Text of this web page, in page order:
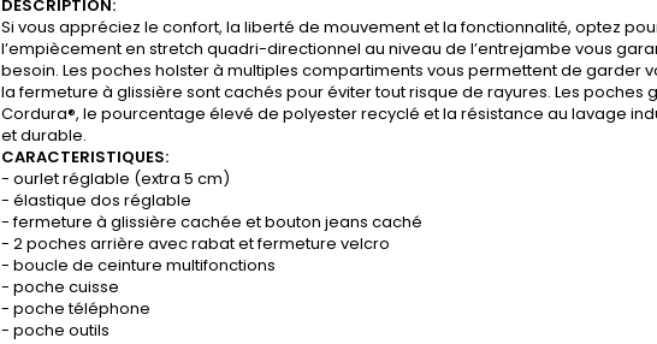
DESCRIPTION:
Si vous appréciez le confort, la liberté de mouvement et la fonctionnalité, optez pour
l’empiècement en stretch quadri-directionnel au niveau de l’entrejambe vous
besoin. Les poches holster à multiples compartiments vous permettent de garder
la fermeture à glissière sont cachés pour éviter tout risque de rayures. Les poches
Cordura®, le pourcentage élevé de polyester recyclé et la résistance au lavage
et durable.
CARACTERISTIQUES:
- ourlet réglable (extra 5 cm)
- élastique dos réglable
- fermeture à glissière cachée et bouton jeans caché
- 2 poches arrière avec rabat et fermeture velcro
- boucle de ceinture multifonctions
- poche cuisse
- poche téléphone
- poche outils